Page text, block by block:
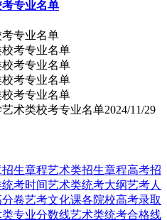
专业名单
专业名单
术类校考专业名单2024/11/29
招生章程艺术类招生章程高考招
考时间艺术类统考大纲艺考人
卷艺考文化课各院校高考录取
专业分数线艺术类统考合格线